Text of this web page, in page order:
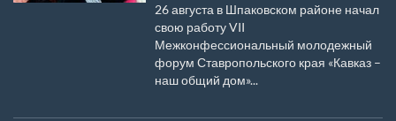
26 августа в Шпаковском районе начал
свою работу VII
Межконфессиональный молодежный
форум Ставропольского края «Кавказ –
наш общий дом»...